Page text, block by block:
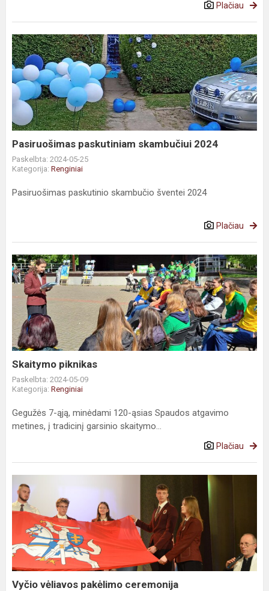
Plačiau
Pasiruošimas paskutiniam skambučiui 2024
Paskelbta: 2024-05-25
Kategorija: Renginiai
Pasiruošimas paskutinio skambučio šventei 2024
Plačiau
Skaitymo piknikas
Paskelbta: 2024-05-09
Kategorija: Renginiai
Gegužės 7-ąją, minėdami 120-ąsias Spaudos atgavimo
metines, į tradicinį garsinio skaitymo...
Plačiau
Vyčio vėliavos pakėlimo ceremonija